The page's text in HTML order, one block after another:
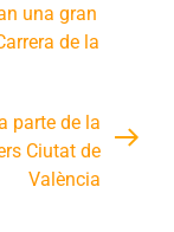
una gran
de la
parte de la
Ciutat de
València